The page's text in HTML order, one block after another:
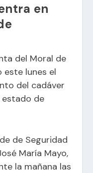
en
del Moral de
este lunes el
del cadáver
estado de
de Seguridad
María Mayo,
la mañana las